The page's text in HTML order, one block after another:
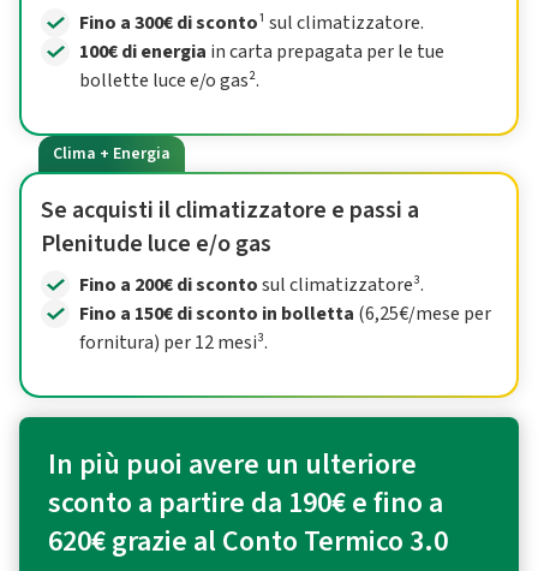
Fino a 300€ di sconto¹ sul climatizzatore.
100€ di energia in carta prepagata per le tue
bollette luce e/o gas².
Clima + Energia
Se acquisti il climatizzatore e passi a
Plenitude luce e/o gas
Fino a 200€ di scontosul climatizzatore³.
Fino a 150€ di sconto in bolletta (6,25€/mese per
fornitura) per 12 mesi³.
In più puoi avere un ulteriore
sconto a partire da 190€ e fino a
620€ grazie al Conto Termico 3.0